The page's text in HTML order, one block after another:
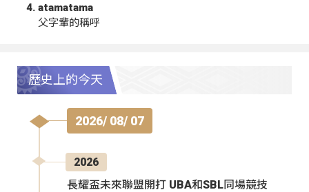
atamatama
父字輩的稱呼
歷史上的今天
2026/ 08/ 07
2026
長耀盃未來聯盟開打 UBA和SBL同場競技